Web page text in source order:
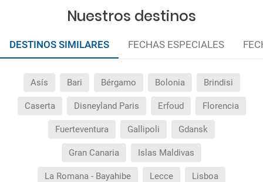
Nuestros destinos
DESTINOS SIMILARES FECHAS ESPECIALES
Asís Bari Bérgamo Bolonia Brindisi
Caserta Disneyland Paris Erfoud Florencia
Fuerteventura Gallipoli Gdansk
Gran Canaria Islas Maldivas
La Romana - Bayahibe Lecce Lisboa